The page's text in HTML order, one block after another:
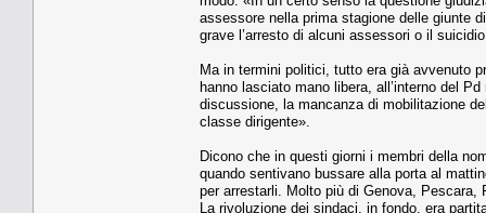
assessore nella prima stagione delle giunte
grave l’arresto di alcuni assessori o il
Ma in termini politici, tutto era già avvenuto
hanno lasciato mano libera, all’interno del
discussione, la mancanza di mobilitazione
classe dirigente».
Dicono che in questi giorni i membri della
quando sentivano bussare alla porta al
per arrestarli. Molto più di Genova, Pescara,
La rivoluzione dei sindaci, in fondo, era